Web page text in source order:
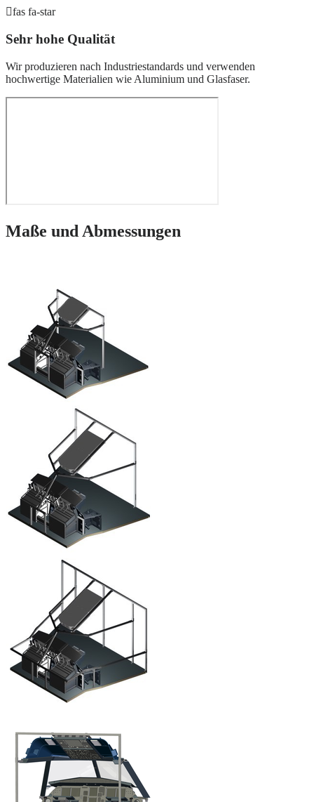
fas fa-star
Sehr hohe Qualität
Wir produzieren nach Industriestandards und verwenden
hochwertige Materialien wie Aluminium und Glasfaser.
Maße und Abmessungen